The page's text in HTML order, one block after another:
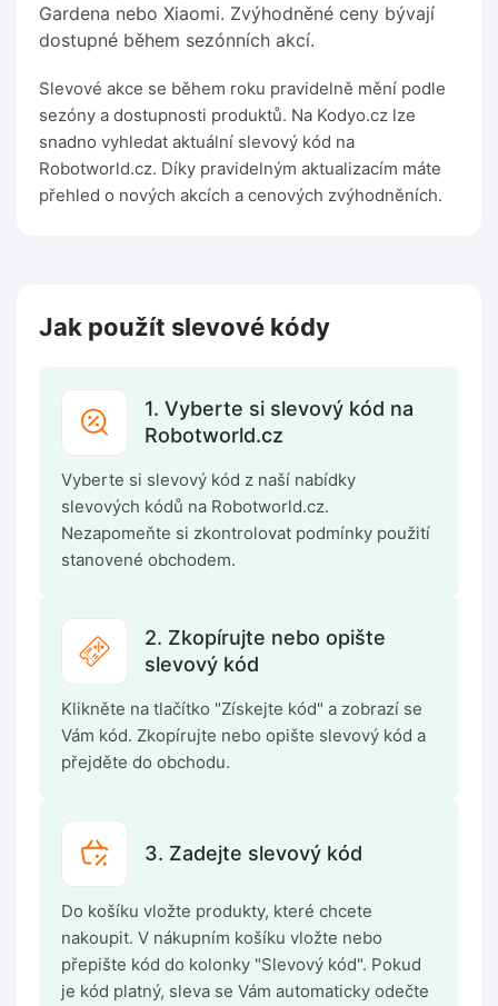
Gardena nebo Xiaomi. Zvýhodněné ceny bývají
dostupné během sezónních akcí.
Slevové akce se během roku pravidelně mění podle
sezóny a dostupnosti produktů. Na Kodyo.cz lze
snadno vyhledat aktuální slevový kód na
Robotworld.cz. Díky pravidelným aktualizacím máte
přehled o nových akcích a cenových zvýhodněních.
Jak použít slevové kódy
1. Vyberte si slevový kód na
Robotworld.cz
Vyberte si slevový kód z naší nabídky
slevových kódů na Robotworld.cz.
Nezapomeňte si zkontrolovat podmínky použití
stanovené obchodem.
2. Zkopírujte nebo opište
slevový kód
Klikněte na tlačítko "Získejte kód" a zobrazí se
Vám kód. Zkopírujte nebo opište slevový kód a
přejděte do obchodu.
3. Zadejte slevový kód
Do košíku vložte produkty, které chcete
nakoupit. V nákupním košíku vložte nebo
přepište kód do kolonky "Slevový kód". Pokud
je kód platný, sleva se Vám automaticky odečte